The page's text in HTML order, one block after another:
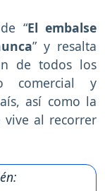
“El embalse
” y resalta
de todos los
comercial y
así como la
vive al recorrer